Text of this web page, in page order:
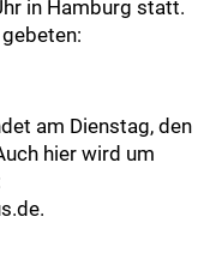
in Hamburg statt.
am Dienstag, den
hier wird um